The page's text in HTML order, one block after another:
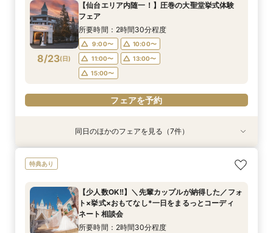
8/22(土)
9:00〜
11:00〜
13:00〜
15:00〜
フェアを予約
8/22(土)
所要時間：2時間30分程度
11:30〜
12:30〜
14:00〜
フェアを予約
8/22(土)
所要時間：2時間30分程度
11:00〜
14:00〜
15:00〜
フェアを予約
8/22(土)
10:00〜
13:00〜
14:00〜
16:00〜
フェアを予約
8/22(土)
10:00〜
14:00〜
16:00〜
17:00〜
フェアを予約
8/22(土)
ディング相談会♪
所要時間：2時間程度
14:00〜
15:00〜
フェアを予約
8/22(土)
9:00〜
11:00〜
13:00〜
15:00〜
フェアを予約
8/23(日)
【仙台エリア内随一！】圧巻の大聖堂挙式体験
フェア
所要時間：2時間30分程度
9:00〜
10:00〜
11:00〜
13:00〜
15:00〜
フェアを予約
8/23(日)
【初めての見学の方におすすめ】マイナビ限定特
9:00〜
10:00〜
11:00〜
15:00〜
8/23(日)
【少人数OK‼】＼先輩カップルが納得した／フォ
所要時間：2時間30分程度
9:00〜
11:30〜
12:30〜
8/23(日)
＼会場使用料半額プレゼント／【6名～でも憧れ
所要時間：2時間30分程度
9:00〜
11:00〜
14:00〜
8/23(日)
【最大90分クイック相談】初めての見学、効率
10:00〜
11:00〜
13:00〜
16:00〜
8/23(日)
【大切なペットと叶える♪】With Petウェディン
10:00〜
12:00〜
14:00〜
17:00〜
8/23(日)
【マイナビ限定スイーツプレゼント付き】フォト
ウェディング・フォト+会食をご検討の方必見！
ディング相談会♪
所要時間：2時間程度
10:00〜
14:00〜
15:00〜
8/23(日)
迷い始めたら参加！【2件目以降に◎】会場徹底
9:00〜
10:00〜
11:00〜
15:00〜
同日のほかのフェアを見る（7件）
特典あり
【少人数OK‼】＼先輩カップルが納得した／フォ
ト×挙式×おもてなし*一日をまるっとコーディ
ネート相談会
所要時間：2時間30分程度